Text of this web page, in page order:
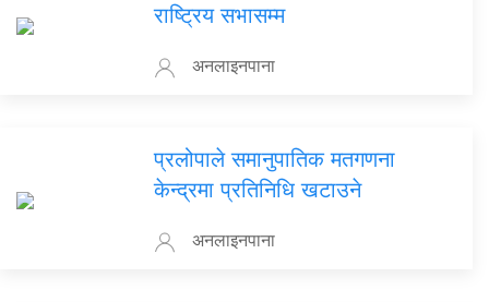
राष्ट्रिय सभासम्म
अनलाइनपाना
प्रलोपाले समानुपातिक मतगणना
केन्द्रमा प्रतिनिधि खटाउने
अनलाइनपाना